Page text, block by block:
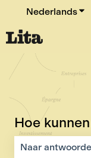
Nederlands
Hoe